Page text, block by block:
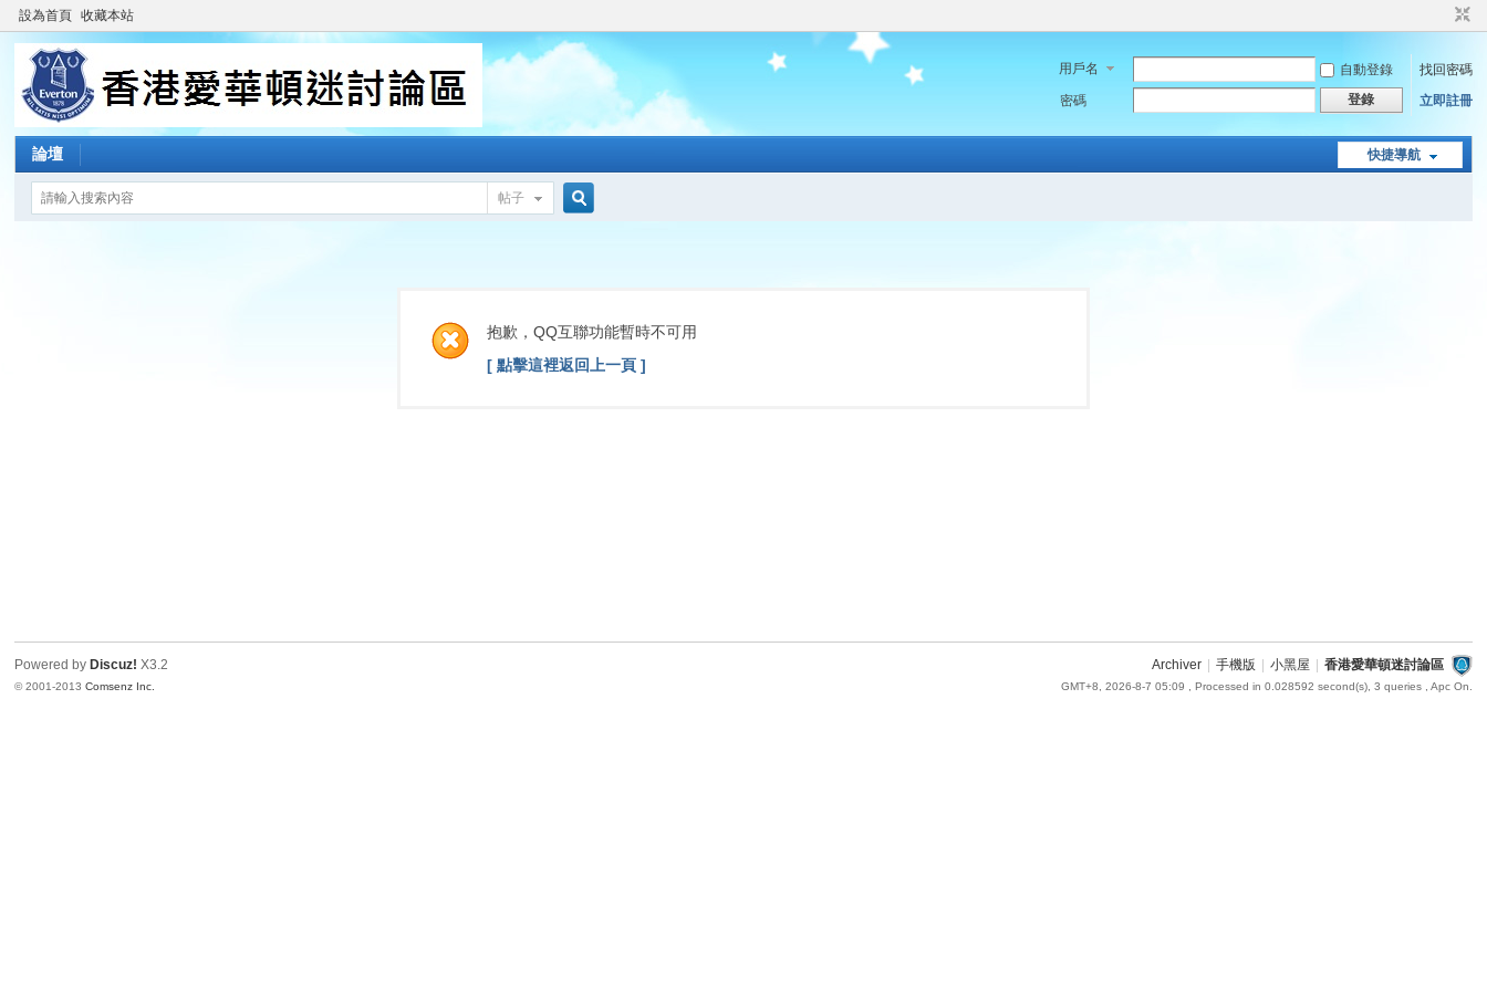
設為首頁 收藏本站
用戶名 自動登錄
找回密碼
密碼
登錄 立即註冊
快捷導航
論壇
帖子
索
抱歉，QQ互聯功能暫時不可用
[ 點擊這裡返回上一頁 ]
Archiver 手機版 小黑屋 香港愛華頓迷討論區
GMT+8, 2026-8-7 05:09 , Processed in 0.028592 second(s), 3 queries , Apc On.
Powered by Discuz! X3.2
© 2001-2013Comsenz Inc.